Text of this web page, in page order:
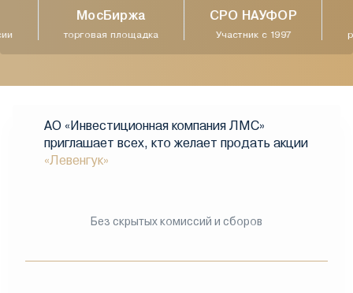
МосБиржа
торговая площадка
СРО НАУФОР
Участник с 1997
АО «Инвестиционная компания ЛМС»
приглашает всех, кто желает продать акции
«Левенгук»
Без скрытых комиссий и сборов